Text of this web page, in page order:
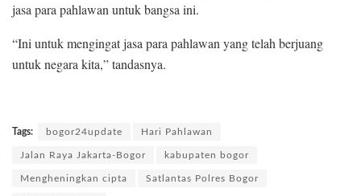
jasa para pahlawan untuk bangsa ini.
“Ini untuk mengingat jasa para pahlawan yang telah berjuang
untuk negara kita,” tandasnya.
Tags: bogor24update Hari Pahlawan
Jalan Raya Jakarta-Bogor kabupaten bogor
Mengheningkan cipta Satlantas Polres Bogor